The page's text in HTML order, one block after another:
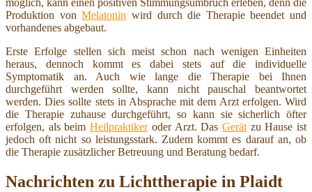
Produktion vonMelatonin wird durch die Therapie beendet und
vorhandenes abgebaut.
Erste Erfolge stellen sich meist schon nach wenigen Einheiten
heraus, dennoch kommt es dabei stets auf die individuelle
Symptomatik an. Auch wie lange die Therapie bei Ihnen
durchgeführt werden sollte, kann nicht pauschal beantwortet
werden. Dies sollte stets in Absprache mit dem Arzt erfolgen. Wird
die Therapie zuhause durchgeführt, so kann sie sicherlich öfter
erfolgen, als beimHeilpraktikeroder Arzt. Das Gerätzu Hause ist
jedoch oft nicht so leistungsstark. Zudem kommt es darauf an, ob
die Therapie zusätzlicher Betreuung und Beratung bedarf.
Nachrichten zu Lichttherapie in Plaidt